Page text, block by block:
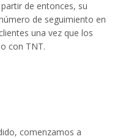
de entonces, su
de seguimiento en
una vez que los
con TNT.
comenzamos a